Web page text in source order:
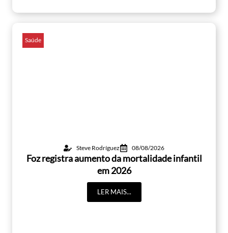
Saúde
Steve Rodríguez 08/08/2026
Foz registra aumento da mortalidade infantil
em 2026
LER MAIS...